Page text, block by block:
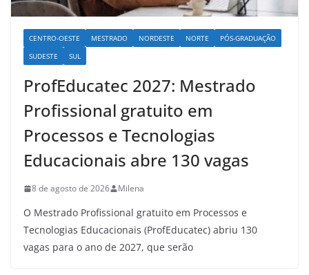
CENTRO-OESTE MESTRADO NORDESTE NORTE
PÓS-GRADUAÇÃO
SUDESTE
SUL
ProfEducatec 2027: Mestrado
Profissional gratuito em
Processos e Tecnologias
Educacionais abre 130 vagas
8 de agosto de 2026 Milena
O Mestrado Profissional gratuito em Processos e
Tecnologias Educacionais (ProfEducatec) abriu 130
vagas para o ano de 2027, que serão